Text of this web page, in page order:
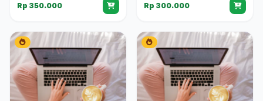
Rp 350.000
Rp 300.000